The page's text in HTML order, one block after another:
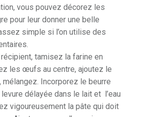
vous pouvez décorez les
pour leur donner une belle
simple si l’on utilise des
récipient, tamisez la farine en
les œufs au centre, ajoutez le
mélangez. Incorporez le beurre
délayée dans le lait et l’eau
vigoureusement la pâte qui doit